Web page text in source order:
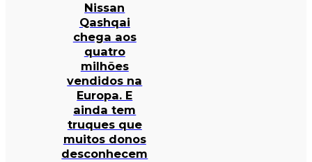
Nissan
Qashqai
chega aos
quatro
milhões
vendidos na
Europa. E
ainda tem
truques que
muitos donos
desconhecem